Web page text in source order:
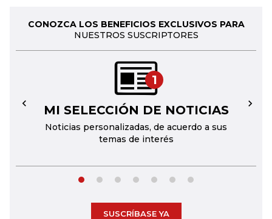
CONOZCA LOS BENEFICIOS EXCLUSIVOS PARA
NUESTROS SUSCRIPTORES
1
MI SELECCIÓN DE NOTICIAS
Noticias personalizadas, de acuerdo a sus
temas de interés
← →
SUSCRÍBASE YA